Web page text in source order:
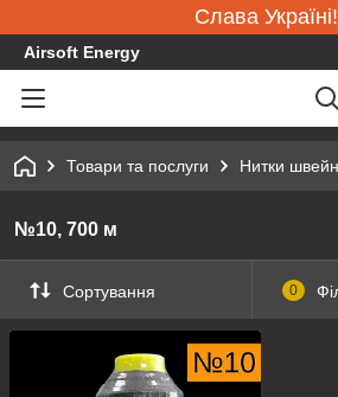
Слава Україні!
Airsoft Energy
Товари та послуги Нитки
№10, 700 м
Сортування 0